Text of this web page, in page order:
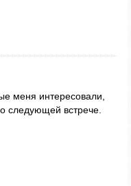
меня интересовали,
следующей встрече.